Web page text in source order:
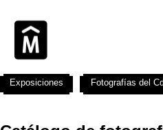
Exposiciones Fotografías del